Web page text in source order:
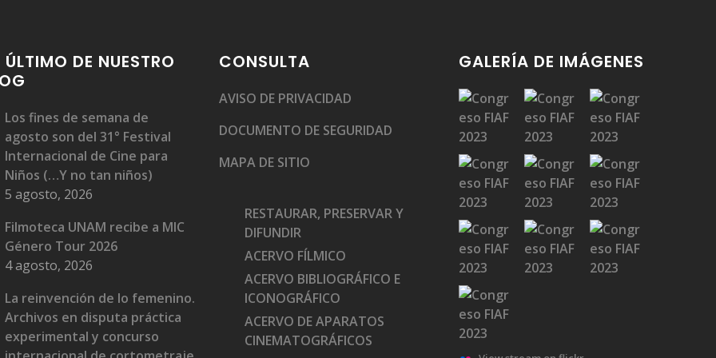
ÚLTIMO DE NUESTRO
Los fines de semana de
agosto son del 31° Festival
Internacional de Cine para
Niños (…Y no tan niños)
5 agosto, 2026
Filmoteca UNAM recibe a MIC
Género Tour 2026
4 agosto, 2026
La reinvención de lo femenino.
Archivos en disputa práctica
experimental y concurso
CONSULTA
AVISO DE PRIVACIDAD
DOCUMENTO DE SEGURIDAD
MAPA DE SITIO
RESTAURAR, PRESERVAR Y
DIFUNDIR
ACERVO FÍLMICO
ACERVO BIBLIOGRÁFICO E
ICONOGRÁFICO
ACERVO DE APARATOS
CINEMATOGRÁFICOS
GALERÍA DE IMÁGENES